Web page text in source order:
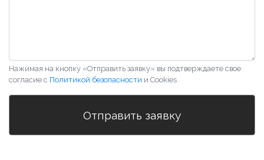
Нажимая на кнопку «Отправить заявку» вы подтверждаете свое
согласие с Политикой безопасности и Cookies